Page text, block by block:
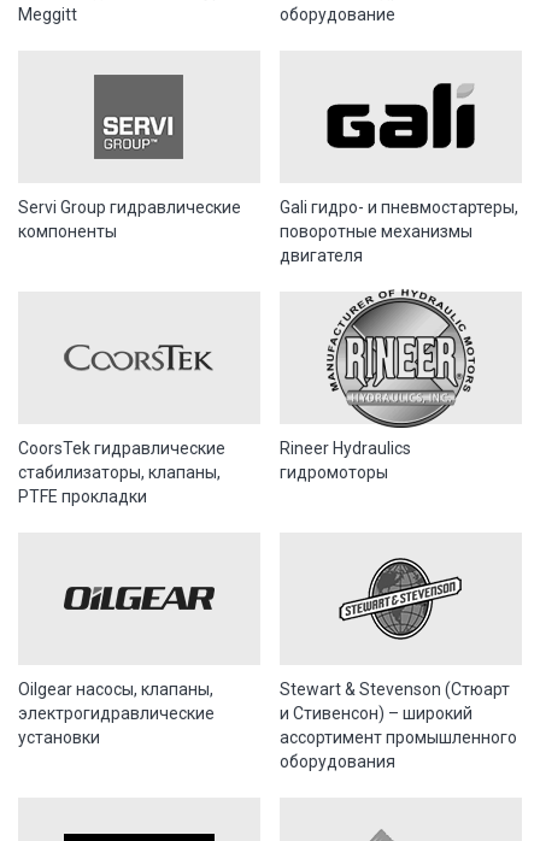
Meggitt
оборудование
Servi Group гидравлические
компоненты
Gali гидро- и пневмостартеры,
поворотные механизмы
двигателя
CoorsTek гидравлические
стабилизаторы, клапаны,
PTFE прокладки
Rineer Hydraulics
гидромоторы
Oilgear насосы, клапаны,
электрогидравлические
установки
Stewart & Stevenson (Стюарт
и Стивенсон) – широкий
ассортимент промышленного
оборудования